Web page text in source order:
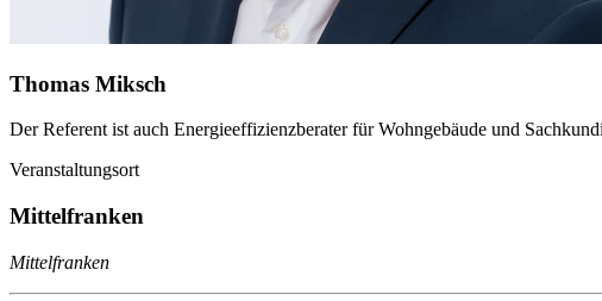
Thomas Miksch
Der Referent ist auch Energieeffizienzberater für Wohngebäude und
Veranstaltungsort
Mittelfranken
Mittelfranken